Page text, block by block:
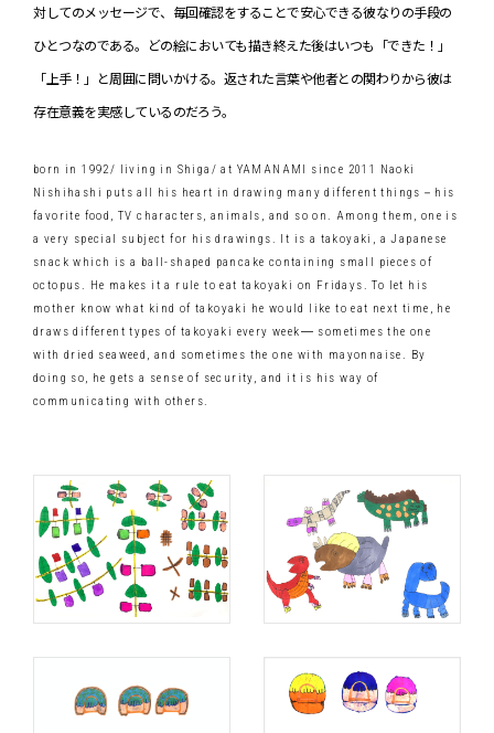
対してのメッセージで、毎回確認をすることで安心できる彼なりの手段の
ひとつなのである。どの絵においても描き終えた後はいつも「できた！」
「上手！」と周囲に問いかける。返された言葉や他者との関わりから彼は
存在意義を実感しているのだろう。
born in 1992/ living in Shiga/ at YAMANAMI since 2011 Naoki
Nishihashi puts all his heart in drawing many different things－his
favorite food, TV characters, animals, and so on. Among them, one is
a very special subject for his drawings. It is a takoyaki, a Japanese
snack which is a ball-shaped pancake containing small pieces of
octopus. He makes it a rule to eat takoyaki on Fridays. To let his
mother know what kind of takoyaki he would like to eat next time, he
draws different types of takoyaki every week― sometimes the one
with dried seaweed, and sometimes the one with mayonnaise. By
doing so, he gets a sense of security, and it is his way of
communicating with others.